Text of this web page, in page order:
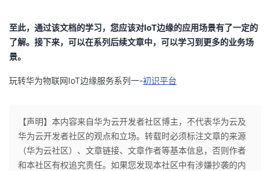
至此，通过该文档的学习，您应该对IoT边缘的应用场景有了一定的
了解。接下来，可以在系列后续文章中，可以学习到更多的业务场
景。
玩转华为物联网IoT边缘服务系列一-初识平台
【声明】本内容来自华为云开发者社区博主，不代表华为云及
华为云开发者社区的观点和立场。转载时必须标注文章的来源
（华为云社区）、文章链接、文章作者等基本信息，否则作者
和本社区有权追究责任。如果您发现本社区中有涉嫌抄袭的内